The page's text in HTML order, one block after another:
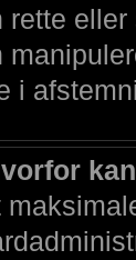
rette
i